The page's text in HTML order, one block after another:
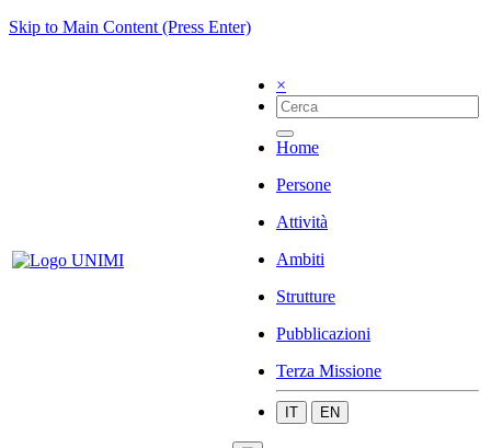
Skip to Main Content (Press Enter)
×
Home
Persone
Attività
Ambiti
Strutture
Pubblicazioni
Terza Missione
IT EN